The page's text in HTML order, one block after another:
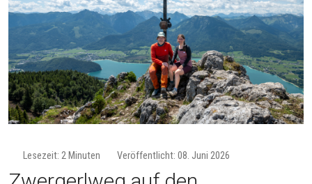
Lesezeit: 2 Minuten Veröffentlicht: 08. Juni 2026